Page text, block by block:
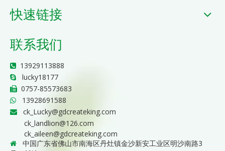
快速链接
联系我们
 13929113888
 lucky18177
 0757-85573683
 13928691588

ck_Lucky@gdcreateking.com
ck_landlion@126.com
ck_aileen@gdcreateking.com

中国广东省佛山市南海区丹灶镇金沙新安工业区明沙南路3